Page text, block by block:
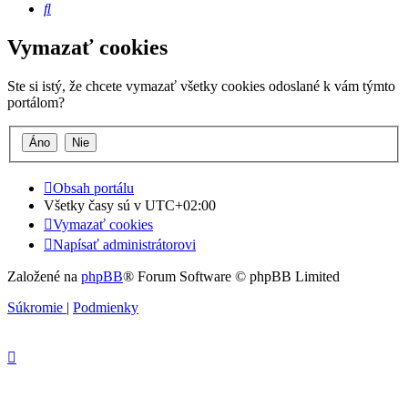
Hľadať
Vymazať cookies
Ste si istý, že chcete vymazať všetky cookies odoslané k vám týmto
portálom?
Obsah portálu
Všetky časy sú v UTC+02:00
Vymazať cookies
Napísať administrátorovi
Založené na phpBB® Forum Software © phpBB Limited
Súkromie | Podmienky